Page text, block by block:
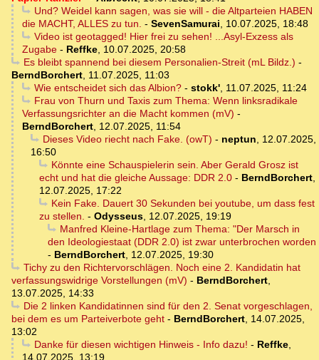
Und? Weidel kann sagen, was sie will - die Altparteien HABEN
die MACHT, ALLES zu tun. - SevenSamurai, 10.07.2025, 18:48
Video ist geotagged! Hier frei zu sehen! ...Asyl-Exzess als
Zugabe - Reffke, 10.07.2025, 20:58
Es bleibt spannend bei diesem Personalien-Streit (mL Bildz.) -
BerndBorchert, 11.07.2025, 11:03
Wie entscheidet sich das Albion?- stokk', 11.07.2025, 11:24
Frau von Thurn und Taxis zum Thema: Wenn linksradikale
Verfassungsrichter an die Macht kommen (mV) -
BerndBorchert, 12.07.2025, 11:54
Dieses Video riecht nach Fake. (owT) - neptun, 12.07.2025,
16:50
Könnte eine Schauspielerin sein. Aber Gerald Grosz ist
echt und hat die gleiche Aussage: DDR 2.0 - BerndBorchert,
12.07.2025, 17:22
Kein Fake. Dauert 30 Sekunden bei youtube, um dass fest
zu stellen. - Odysseus, 12.07.2025, 19:19
Manfred Kleine-Hartlage zum Thema: "Der Marsch in
den Ideologiestaat (DDR 2.0) ist zwar unterbrochen worden
- BerndBorchert, 12.07.2025, 19:30
Tichy zu den Richtervorschlägen. Noch eine 2. Kandidatin hat
verfassungswidrige Vorstellungen (mV) - BerndBorchert,
13.07.2025, 14:33
Die 2 linken Kandidatinnen sind für den 2. Senat vorgeschlagen,
bei dem es um Parteiverbote geht - BerndBorchert, 14.07.2025,
13:02
Danke für diesen wichtigen Hinweis - Info dazu! - Reffke,
14.07.2025, 13:19